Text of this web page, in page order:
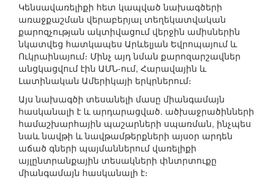
Կենսավառելիքի հետ կապված նախագծերի
առաջքաշման վերաբերյալ տեղեկատվական
քարոզչության ակտիվացում վերջին ամիսներին
նկատվեց հատկապես Արևելյան Եվրոպայում և
Ուկրաինայում։ Մինչ այդ նման քարոզարշավներ
անցկացվում էին ԱՄՆ-ում, Հարավային և
Լատինական Ամերիկայի երկրներում։
Այս նախագծի տեսանելի մասը միանգամայն
հասկանալի է և արդարացված. ածխաջրածինների
համաշխարհային պաշարների սպառման, ինչպես
նաև նավթի և նավթամթերքների այսօր արդեն
աճած գների պայմաններում վառելիքի
այլընտրանքային տեսակների փնտրտուքը
միանգամայն հասկանալի է։